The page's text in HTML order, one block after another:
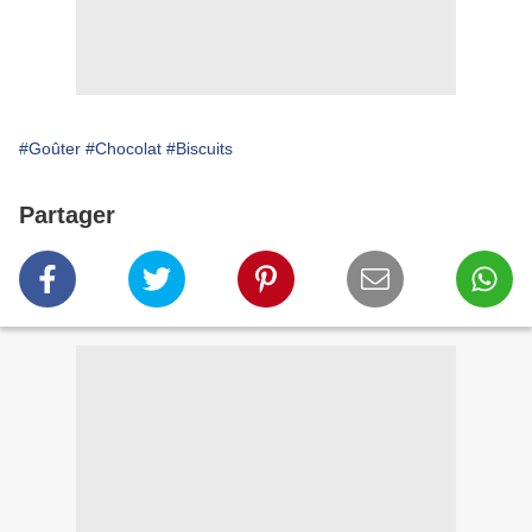
#Goûter #Chocolat #Biscuits
Partager